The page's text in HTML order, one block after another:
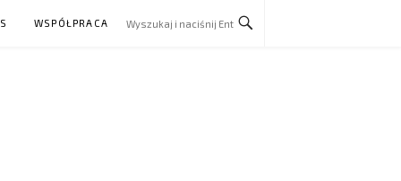
WSPÓŁPRACA